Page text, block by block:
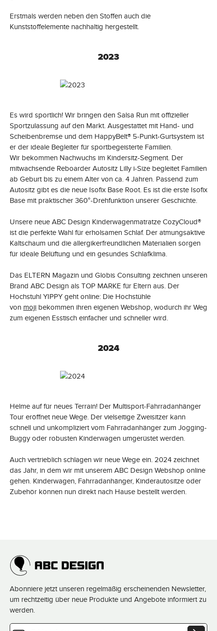
Erstmals werden neben den Stoffen auch die
Kunststoffelemente nachhaltig hergestellt.
2023
Es wird sportlich! Wir bringen den Salsa Run mit offizieller
Sportzulassung auf den Markt. Ausgestattet mit Hand- und
Scheibenbremse und dem HappyBelt® 5-Punkt-Gurtsystem ist
er der ideale Begleiter für sportbegeisterte Familien.
Wir bekommen Nachwuchs im Kindersitz-Segment. Der
mitwachsende Reboarder Autositz Lilly i-Size begleitet Familien
ab Geburt bis zu einem Alter von ca. 4 Jahren. Passend zum
Autositz gibt es die neue Isofix Base Root. Es ist die erste Isofix
Base mit praktischer 360°-Drehfunktion unserer Geschichte.
Unsere neue ABC Design Kinderwagenmatratze CozyCloud®
ist die perfekte Wahl für erholsamen Schlaf. Der atmungsaktive
Kaltschaum und die allergikerfreundlichen Materialien sorgen
für ideale Belüftung und ein gesundes Schlafklima.
Das ELTERN Magazin und Globis Consulting zeichnen unseren
Brand ABC Design als TOP MARKE für Eltern aus. Der
Hochstuhl YIPPY geht online: Die Hochstühle
von moji bekommen ihren eigenen Webshop, wodurch ihr Weg
zum eigenen Esstisch einfacher und schneller wird.
2024
Helme auf für neues Terrain! Der Multisport-Fahrradanhänger
Tour eröffnet neue Wege. Der vielseitige Zweisitzer kann
schnell und unkompliziert vom Fahrradanhänger zum Jogging-
Buggy oder robusten Kinderwagen umgerüstet werden.
Auch vertrieblich schlagen wir neue Wege ein. 2024 zeichnet
das Jahr, in dem wir mit unserem ABC Design Webshop online
gehen. Kinderwagen, Fahrradanhänger, Kinderautositze oder
Zubehör können nun direkt nach Hause bestellt werden.
Abonniere jetzt unseren regelmäßig erscheinenden Newsletter,
um rechtzeitig über neue Produkte und Angebote informiert zu
werden.
E-Mail-Adresse*